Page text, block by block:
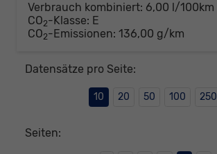
Verbrauch kombiniert: 6,00 l/100km
CO2-Klasse: E
CO2-Emissionen: 136,00 g/km
Datensätze pro Seite:
10 20 50 100 250
Seiten: